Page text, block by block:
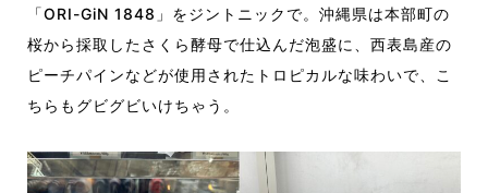
「ORI-GiN 1848」をジントニックで。沖縄県は本部町の
桜から採取したさくら酵母で仕込んだ泡盛に、西表島産の
ピーチパインなどが使用されたトロピカルな味わいで、こ
ちらもグビグビいけちゃう。